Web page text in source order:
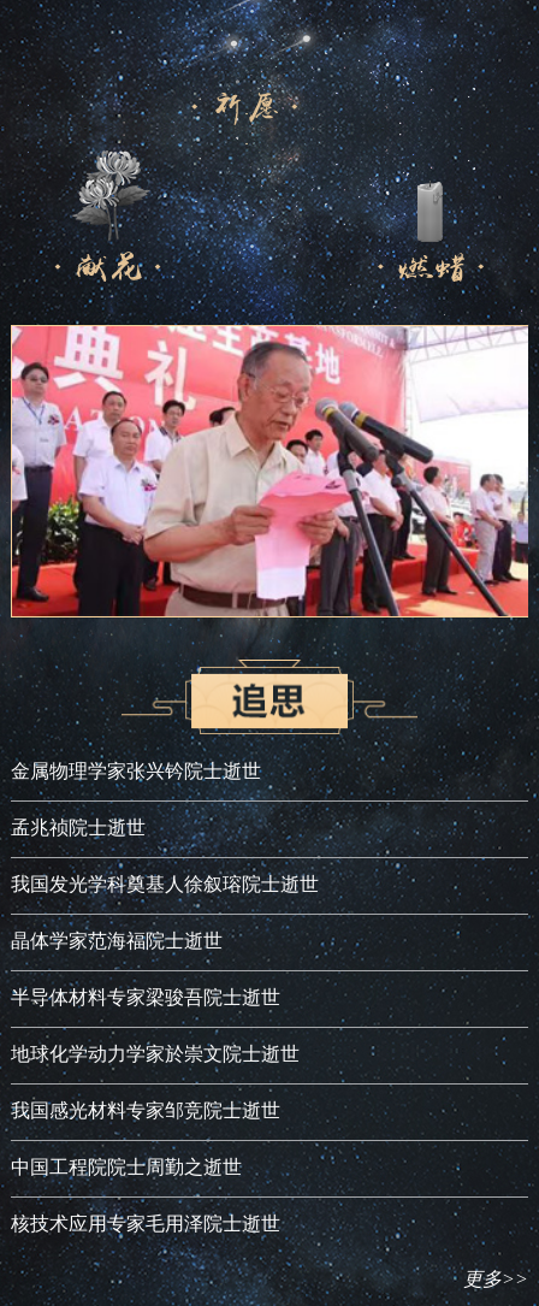
金属物理学家张兴钤院士逝世
孟兆祯院士逝世
我国发光学科奠基人徐叙瑢院士逝世
晶体学家范海福院士逝世
半导体材料专家梁骏吾院士逝世
地球化学动力学家於崇文院士逝世
我国感光材料专家邹竞院士逝世
中国工程院院士周勤之逝世
核技术应用专家毛用泽院士逝世
更多>>